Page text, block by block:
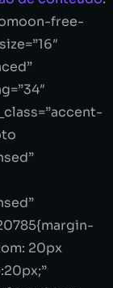
free-
20px